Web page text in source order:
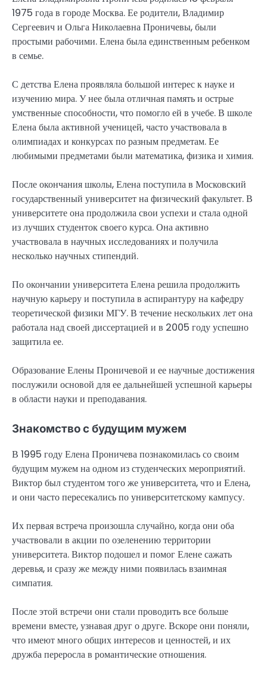
1975 года в городе Москва. Ее родители, Владимир
Сергеевич и Ольга Николаевна Проничевы, были
простыми рабочими. Елена была единственным ребенком
в семье.
С детства Елена проявляла большой интерес к науке и
изучению мира. У нее была отличная память и острые
умственные способности, что помогло ей в учебе. В школе
Елена была активной ученицей, часто участвовала в
олимпиадах и конкурсах по разным предметам. Ее
любимыми предметами были математика, физика и химия.
После окончания школы, Елена поступила в Московский
государственный университет на физический факультет. В
университете она продолжила свои успехи и стала одной
из лучших студенток своего курса. Она активно
участвовала в научных исследованиях и получила
несколько научных стипендий.
По окончании университета Елена решила продолжить
научную карьеру и поступила в аспирантуру на кафедру
теоретической физики МГУ. В течение нескольких лет она
работала над своей диссертацией и в 2005 году успешно
защитила ее.
Образование Елены Проничевой и ее научные достижения
послужили основой для ее дальнейшей успешной карьеры
в области науки и преподавания.
Знакомство с будущим мужем
В 1995 году Елена Проничева познакомилась со своим
будущим мужем на одном из студенческих мероприятий.
Виктор был студентом того же университета, что и Елена,
и они часто пересекались по университетскому кампусу.
Их первая встреча произошла случайно, когда они оба
участвовали в акции по озеленению территории
университета. Виктор подошел и помог Елене сажать
деревья, и сразу же между ними появилась взаимная
симпатия.
После этой встречи они стали проводить все больше
времени вместе, узнавая друг о друге. Вскоре они поняли,
что имеют много общих интересов и ценностей, и их
дружба переросла в романтические отношения.